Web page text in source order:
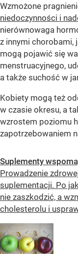
Wzmożone
niedoczynności i
nierównowaga
z innymi chorobami,
mogą pojawić się
menstruacyjnego,
a także suchość w
Kobiety mogą też
w czasie okresu, a
wzrostem poziomu
zapotrzebowaniem
Suplementy
Prowadzenie
suplementacji. Po
nie zaszkodzić, a
cholesterolu i